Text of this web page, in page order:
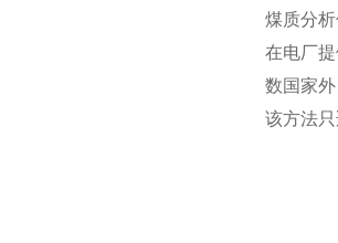
煤质分
在电厂
数国家
该方法